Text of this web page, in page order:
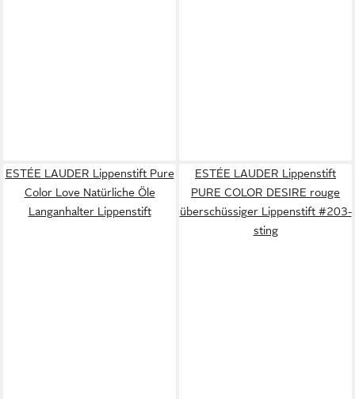
ESTÉE LAUDER Lippenstift Pure
Color Love Natürliche Öle
Langanhalter Lippenstift
ESTÉE LAUDER Lippenstift
PURE COLOR DESIRE rouge
überschüssiger Lippenstift #203-
sting